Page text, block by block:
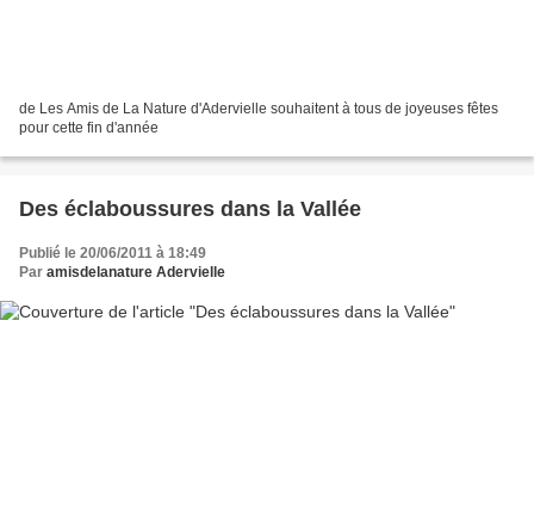
de Les Amis de La Nature d'Adervielle souhaitent à tous de joyeuses fêtes
pour cette fin d'année
Des éclaboussures dans la Vallée
Publié le 20/06/2011 à 18:49
Par amisdelanature Adervielle